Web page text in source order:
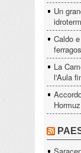
Un
Caldo
La
l'Aula